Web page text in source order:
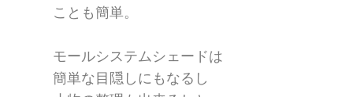
ことも簡単。
モールシステムシェードは
簡単な目隠しにもなるし